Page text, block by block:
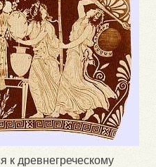
к древнегреческому